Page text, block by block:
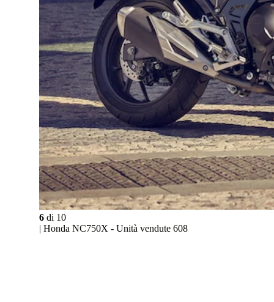
6 di 10
| Honda NC750X - Unità vendute 608